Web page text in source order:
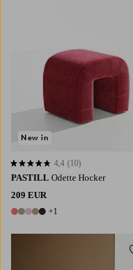
PASTILL Odette Hocker
209 EUR
6 Farben
+1
4,4 basierend auf 10 Bewertungen
4,4 (10)
New in